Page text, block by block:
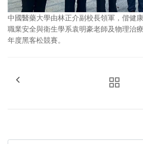
中國醫藥大學由林正介副校長領軍，偕健
職業安全與衛生學系袁明豪老師及物理治
年度黑客松競賽。